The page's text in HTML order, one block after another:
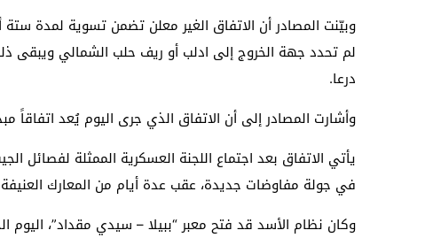
وبيّنت المصادر أن الاتفاق الغير معلن تضمن تسوية لمدة
لم تحدد جهة الخروج إلى ادلب أو ريف حلب الشمالي ويبقى
درعا.
وأشارت المصادر إلى أن الاتفاق الذي جرى اليوم يُعد اتفاقاً
يأتي الاتفاق بعد اجتماع اللجنة العسكرية الممثلة لفصائل
في جولة مفاوضات جديدة، عقب عدة أيام من المعارك
وكان نظام الأسد قد فتح معبر “ببيلا – سيدي مقداد”،